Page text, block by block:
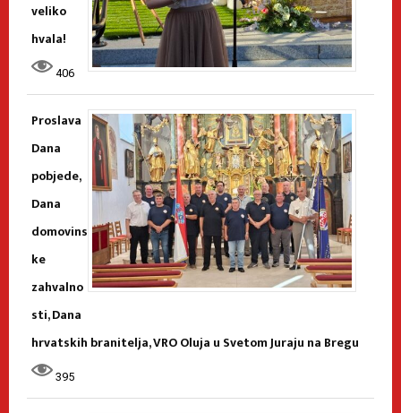
veliko
hvala!
406
Proslava
Dana
pobjede,
Dana
domovins
ke
zahvalno
sti, Dana
hrvatskih branitelja, VRO Oluja u Svetom Juraju na Bregu
395